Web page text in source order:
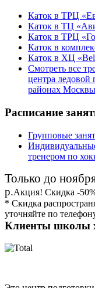
Каток в ТРЦ
Каток в ТЦ
Каток в ТРЦ
Каток в
Каток в ХЦ
Смотреть все
центра ледовой
районах Москвы
Расписание
Групповые
тренером по
Только до
р.Акция! Скидка -
* Скидка
уточняйте по
Клиенты школы